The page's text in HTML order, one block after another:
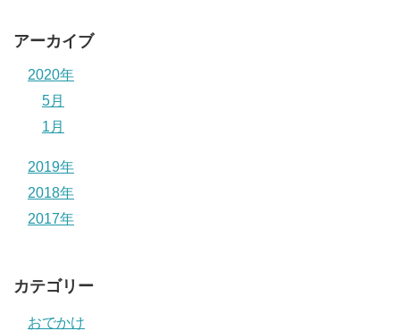
アーカイブ
2020年
5月
1月
2019年
2018年
2017年
カテゴリー
おでかけ